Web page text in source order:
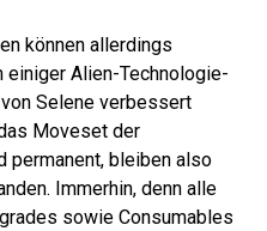
können allerdings
einiger Alien-Technologie-
Selene verbessert
Moveset der
permanent, bleiben also
Immerhin, denn alle
sowie Consumables